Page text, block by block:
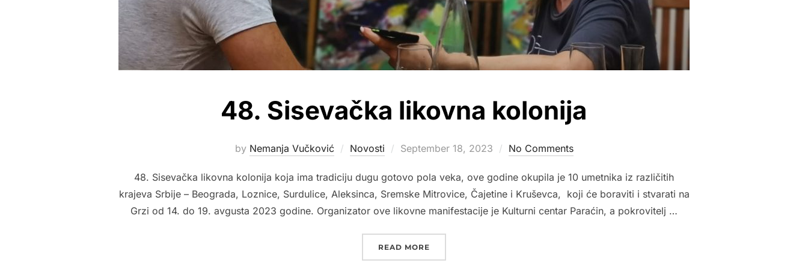
48. Sisevačka likovna kolonija
by Nemanja Vučković Novosti
Posted
September 18, 2023 No Comments
48. Sisevačka likovna kolonija koja ima tradiciju dugu gotovo pola veka, ove godine okupila je 10 umetnika iz različitih
krajeva Srbije – Beograda, Loznice, Surdulice, Aleksinca, Sremske Mitrovice, Čajetine i Kruševca, koji će boraviti i stvarati na
Grzi od 14. do 19. avgusta 2023 godine. Organizator ove likovne manifestacije je Kulturni centar Paraćin, a pokrovitelj …
READ MORE